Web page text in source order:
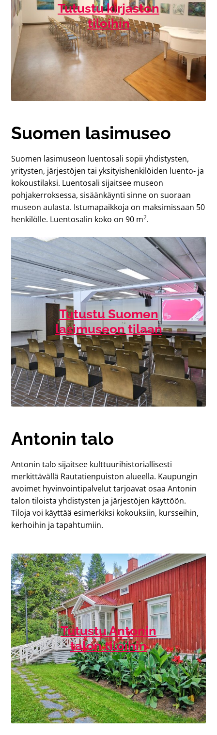
Tutustu kirjaston
tiloihin
Suomen lasimuseo
Suomen lasimuseon luentosali sopii yhdistysten,
yritysten, järjestöjen tai yksityishenkilöiden luento- ja
kokoustilaksi. Luentosali sijaitsee museon
pohjakerroksessa, sisäänkäynti sinne on suoraan
museon aulasta. Istumapaikkoja on maksimissaan 50
henkilölle. Luentosalin koko on 90 m2.
Tutustu Suomen
lasimuseon tilaan
Antonin talo
Antonin talo sijaitsee kulttuurihistoriallisesti
merkittävällä Rautatienpuiston alueella. Kaupungin
avoimet hyvinvointipalvelut tarjoavat osaa Antonin
talon tiloista yhdistysten ja järjestöjen käyttöön.
Tiloja voi käyttää esimerkiksi kokouksiin, kursseihin,
kerhoihin ja tapahtumiin.
Tutustu Antonin
talon tiloihin